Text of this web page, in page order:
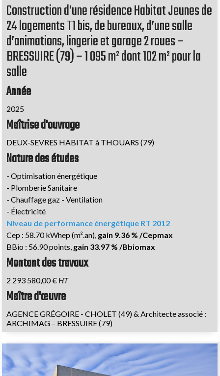
Construction d’une résidence Habitat Jeunes de
24 logements T1 bis, de bureaux, d’une salle
d’animations, lingerie et garage 2 roues –
BRESSUIRE (79) – 1 095 m² dont 102 m² pour la
salle
Année
2025
Maîtrise d'ouvrage
DEUX-SEVRES HABITAT à THOUARS (79)
Nature des études
- Optimisation énergétique
- Plomberie Sanitaire
- Chauffage gaz - Ventilation
- Électricité
Niveau de performance énergétique RT 2012
Cep : 58.70 kWhep (m².an), gain 9.36 % /Cepmax
BBio : 56.90 points, gain 33.97 % /Bbiomax
Montant des travaux
2 293 580,00 € HT
Maître d'œuvre
AGENCE GRÉGOIRE - CHOLET (49) & Architecte associé :
ARCHIMAG – BRESSUIRE (79)